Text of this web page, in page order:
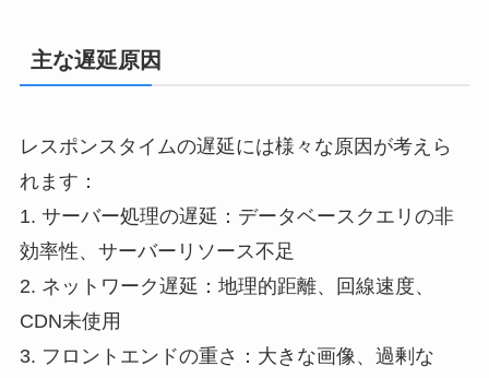
主な遅延原因
レスポンスタイムの遅延には様々な原因が考えら
れます：
1. サーバー処理の遅延：データベースクエリの非
効率性、サーバーリソース不足
2. ネットワーク遅延：地理的距離、回線速度、
CDN未使用
3. フロントエンドの重さ：大きな画像、過剰な